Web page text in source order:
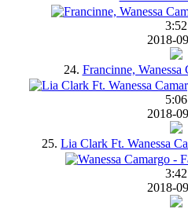
3:52
2018-
24. Francinne,
5:06
2018-
25. Lia Clark Ft. Wanessa
3:42
2018-